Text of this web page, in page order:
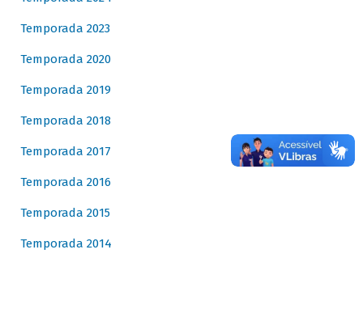
Temporada 2023
Temporada 2020
Temporada 2019
Temporada 2018
Temporada 2017
Temporada 2016
Temporada 2015
Temporada 2014